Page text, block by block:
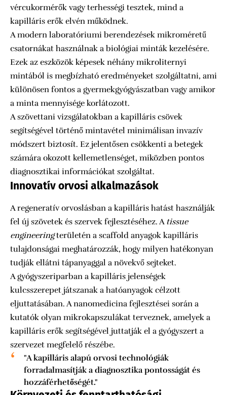
vércukormérők vagy terhességi tesztek, mind a
kapilláris erők elvén működnek.
A modern laboratóriumi berendezések mikroméretű
csatornákat használnak a biológiai minták kezelésére.
Ezek az eszközök képesek néhány mikroliternyi
mintából is megbízható eredményeket szolgáltatni, ami
különösen fontos a gyermekgyógyászatban vagy amikor
a minta mennyisége korlátozott.
A szövettani vizsgálatokban a kapilláris csövek
segítségével történő mintavétel minimálisan invazív
módszert biztosít. Ez jelentősen csökkenti a betegek
számára okozott kellemetlenséget, miközben pontos
diagnosztikai információkat szolgáltat.
Innovatív orvosi alkalmazások
A regeneratív orvoslásban a kapilláris hatást használják
fel új szövetek és szervek fejlesztéséhez. A tissue
engineeringterületén a scaffold anyagok kapilláris
tulajdonságai meghatározzák, hogy milyen hatékonyan
tudják ellátni tápanyaggal a növekvő sejteket.
A gyógyszeriparban a kapilláris jelenségek
kulcsszerepet játszanak a hatóanyagok célzott
eljuttatásában. A nanomedicina fejlesztései során a
kutatók olyan mikrokapszulákat terveznek, amelyek a
kapilláris erők segítségével juttatják el a gyógyszert a
szervezet megfelelő részébe.
"A kapilláris alapú orvosi technológiák
forradalmasítják a diagnosztika pontosságát és
hozzáférhetőségét."